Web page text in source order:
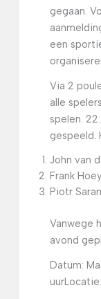
gegaan.
een
Via 2
alle
spelen.
gespeeld.
John van
Frank
Piotr
Vanwege
avond
Datum:
uur